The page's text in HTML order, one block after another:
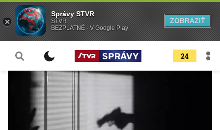
24
Správy STVR
STVR
BEZPLATNÉ - V Google Play
ZOBRAZIŤ